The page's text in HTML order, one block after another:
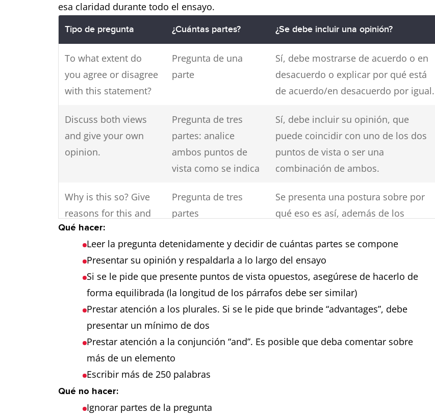
esa claridad durante todo el ensayo.
Tipo de pregunta ¿Cuántas partes? ¿Se debe incluir una opinión?
To what extent do
you agree or disagree
with this statement?
Pregunta de una
parte
Sí, debe mostrarse de acuerdo o en
desacuerdo o explicar por qué está
de acuerdo/en desacuerdo por igual.
Discuss both views
and give your own
opinion.
Pregunta de tres
partes: analice
ambos puntos de
vista como se indica
Sí, debe incluir su opinión, que
puede coincidir con uno de los dos
puntos de vista o ser una
combinación de ambos.
Why is this so? Give
reasons for this and
solutions?
Pregunta de tres
partes
Se presenta una postura sobre por
qué eso es así, además de los
soluciones para resolverlo.
Do the disadvantages
of international
tourism outweigh the
advantages?
Pregunta de dos
partes
Sí, debe indicar claramente si existen
más ventajas o más desventajas.
Why is this so? What
effect does it have on
the individual and the
partes
Qué hacer:
Leer la pregunta detenidamente y decidir de cuántas partes se compone
Presentar su opinión y respaldarla a lo largo del ensayo
Si se le pide que presente puntos de vista opuestos, asegúrese de hacerlo de
forma equilibrada (la longitud de los párrafos debe ser similar)
Prestar atención a los plurales. Si se le pide que brinde “advantages”, debe
presentar un mínimo de dos
Prestar atención a la conjunción “and”. Es posible que deba comentar sobre
más de un elemento
Escribir más de 250 palabras
Qué no hacer:
Ignorar partes de la pregunta